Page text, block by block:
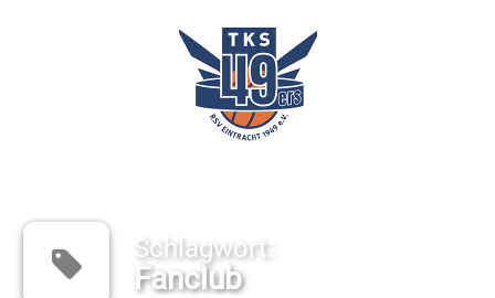
IMPRESSUM & DATENSCHUTZ
Schlagwort:
Fanclub